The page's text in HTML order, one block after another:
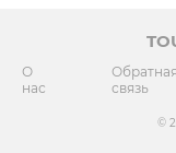
О
нас
Обратная
связь
©